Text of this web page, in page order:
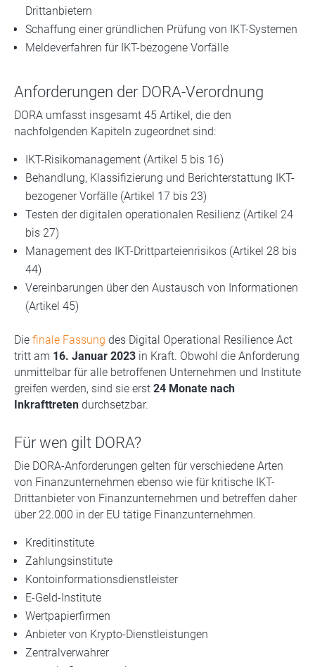
Drittanbietern
Schaffung einer gründlichen Prüfung von IKT-Systemen
Meldeverfahren für IKT-bezogene Vorfälle
Anforderungen der DORA-Verordnung
DORA umfasst insgesamt 45 Artikel, die den
nachfolgenden Kapiteln zugeordnet sind:
IKT-Risikomanagement (Artikel 5 bis 16)
Behandlung, Klassifizierung und Berichterstattung IKT-
bezogener Vorfälle (Artikel 17 bis 23)
Testen der digitalen operationalen Resilienz (Artikel 24
bis 27)
Management des IKT-Drittparteienrisikos (Artikel 28 bis
44)
Vereinbarungen über den Austausch von Informationen
(Artikel 45)
Die finale Fassung des Digital Operational Resilience Act
tritt am 16. Januar 2023 in Kraft. Obwohl die Anforderung
unmittelbar für alle betroffenen Unternehmen und Institute
greifen werden, sind sie erst 24 Monate nach
Inkrafttreten durchsetzbar.
Für wen gilt DORA?
Die DORA-Anforderungen gelten für verschiedene Arten
von Finanzunternehmen ebenso wie für kritische IKT-
Drittanbieter von Finanzunternehmen und betreffen daher
über 22.000 in der EU tätige Finanzunternehmen.
Kreditinstitute
Zahlungsinstitute
Kontoinformationsdienstleister
E-Geld-Institute
Wertpapierfirmen
Anbieter von Krypto-Dienstleistungen
Zentralverwahrer